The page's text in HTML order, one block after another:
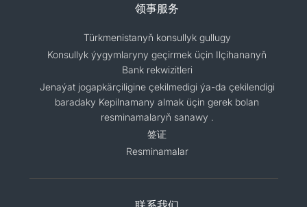
领事服务
Türkmenistanyň konsullyk gullugy
Konsullyk ýygymlaryny geçirmek üçin Ilçihananyň
Bank rekwizitleri
Jenaýat jogapkärçiligine çekilmedigi ýa-da çekilendigi
baradaky Kepilnamany almak üçin gerek bolan
resminamalaryň sanawy .
签证
Resminamalar